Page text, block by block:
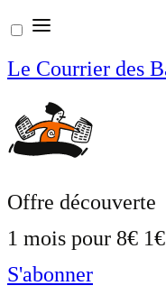
Aller
au
contenu
Le Courrier des
Offre découverte
1 mois pour 8€ 1€
S'abonner